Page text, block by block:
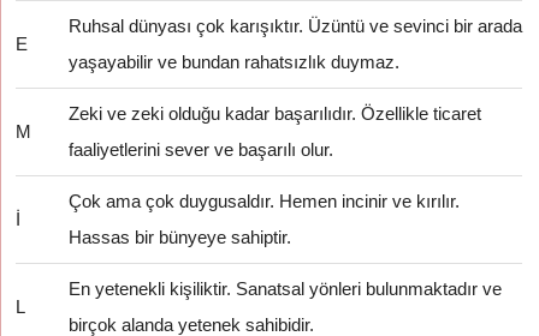
E
Ruhsal dünyası çok karışıktır. Üzüntü ve sevinci bir arada
yaşayabilir ve bundan rahatsızlık duymaz.
M
Zeki ve zeki olduğu kadar başarılıdır. Özellikle ticaret
faaliyetlerini sever ve başarılı olur.
İ
Çok ama çok duygusaldır. Hemen incinir ve kırılır.
Hassas bir bünyeye sahiptir.
L
En yetenekli kişiliktir. Sanatsal yönleri bulunmaktadır ve
birçok alanda yetenek sahibidir.